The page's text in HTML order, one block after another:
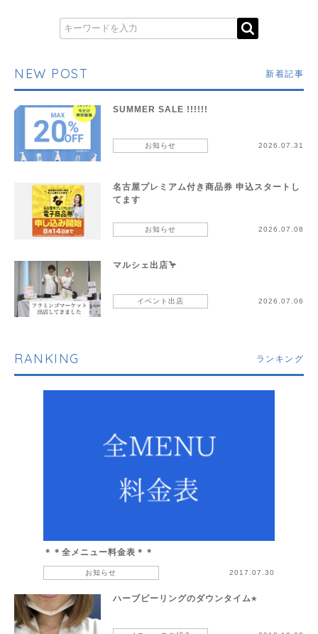
NEW POST 新着記事
SUMMER SALE !!!!!!
お知らせ 2026.07.31
名古屋プレミアム付き商品券 申込スタートし
てます
お知らせ 2026.07.08
マルシェ出店🦩
イベント出店 2026.07.06
RANKING ランキング
＊＊全メニュー料金表＊＊
お知らせ 2017.07.30
ハーブピーリングのダウンタイム⭐︎